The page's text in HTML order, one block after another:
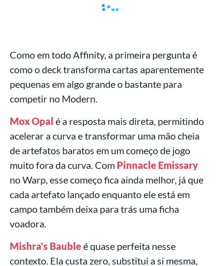
Como em todo Affinity, a primeira pergunta é
como o deck transforma cartas aparentemente
pequenas em algo grande o bastante para
competir no Modern.
Mox Opal é a resposta mais direta, permitindo
acelerar a curva e transformar uma mão cheia
de artefatos baratos em um começo de jogo
muito fora da curva. Com Pinnacle Emissary
no Warp, esse começo fica ainda melhor, já que
cada artefato lançado enquanto ele está em
campo também deixa para trás uma ficha
voadora.
Mishra's Baubleé quase perfeita nesse
contexto. Ela custa zero, substitui a si mesma,